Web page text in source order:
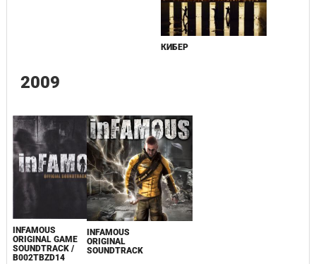
КИБЕР
2009
INFAMOUS
ORIGINAL GAME
SOUNDTRACK /
B002TBZD14
INFAMOUS
ORIGINAL
SOUNDTRACK